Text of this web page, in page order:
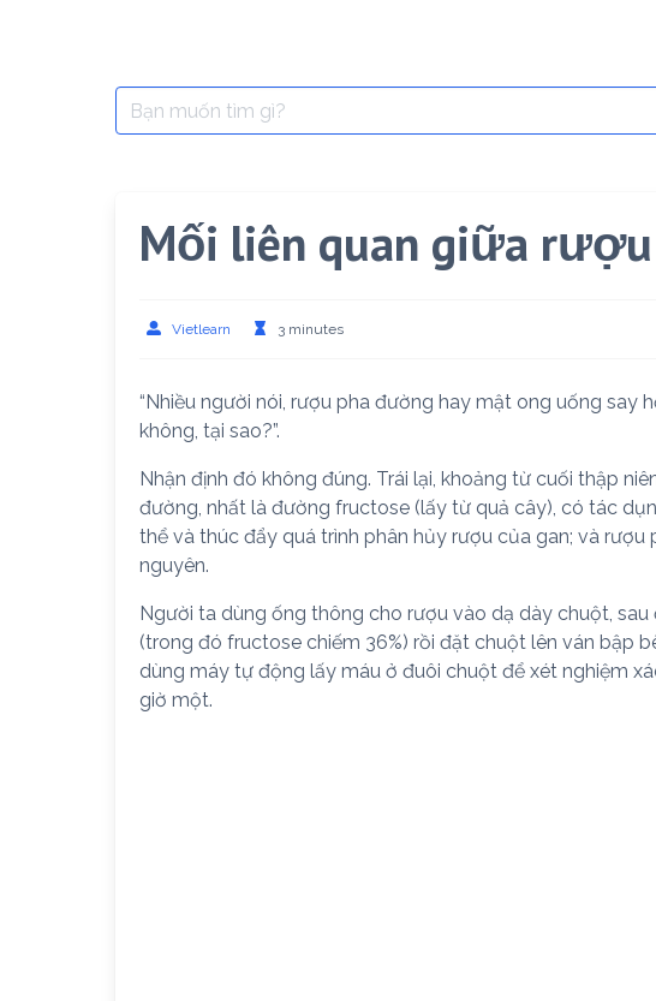
Search
for:
Mối liên quan giữa
Vietlearn 3 minutes
“Nhiều người nói, rượu pha đường hay mật ong uống say
không, tại sao?”.
Nhận định đó không đúng. Trái lại, khoảng từ cuối thập
đường, nhất là đường fructose (lấy từ quả cây), có tác
thể và thúc đẩy quá trình phân hủy rượu của gan; và
nguyên.
Người ta dùng ống thông cho rượu vào dạ dày chuột,
(trong đó fructose chiếm 36%) rồi đặt chuột lên ván bập
dùng máy tự động lấy máu ở đuôi chuột để xét nghiệm
giờ một.